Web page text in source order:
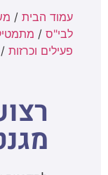
עמוד הבית /
לבי"ס /
פעילים וכרזות